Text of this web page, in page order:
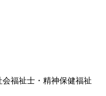
福祉士・精神保健福祉